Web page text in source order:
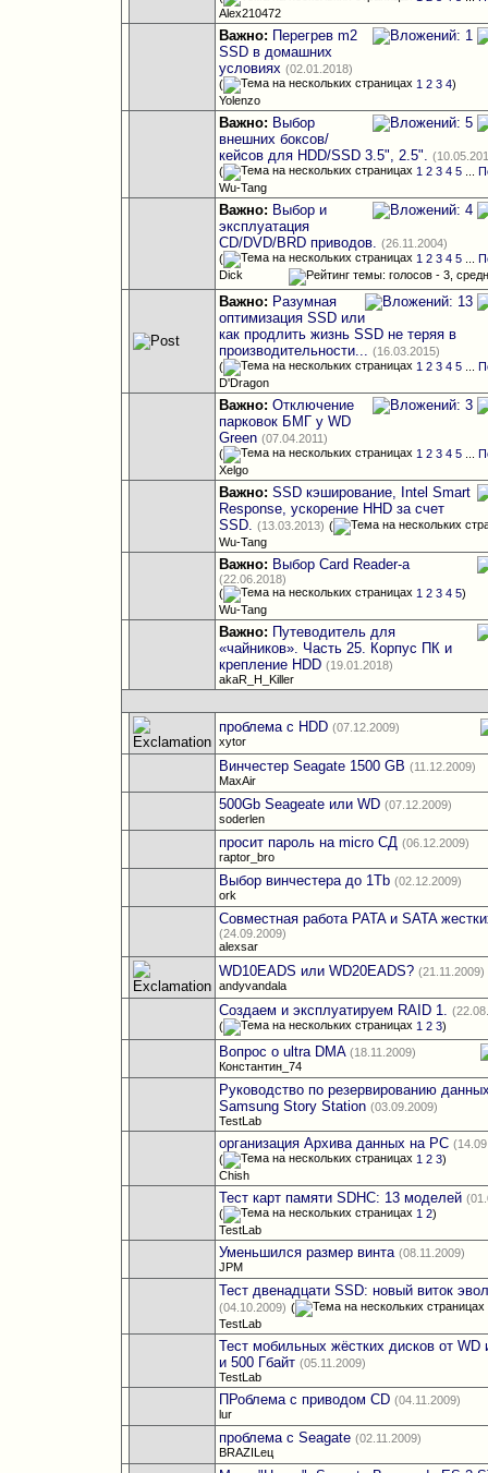
Alex210472
Важно: Перегрев m2
SSD в домашних
условиях (02.01.2018)
(
1 2 3 4)
Yolenzo
Важно: Выбор
внешних боксов/
кейсов для HDD/SSD 3.5", 2.5".
(
1 2 3 4 5 ...
Wu-Tang
Важно: Выбор и
эксплуатация
CD/DVD/BRD приводов. (26.11.2004)
(
1 2 3 4 5 ...
Dick
Важно: Разумная
оптимизация SSD или
как продлить жизнь SSD не теряя в
производительности... (16.03.2015)
(
1 2 3 4 5 ...
D'Dragon
Важно: Отключение
парковок БМГ у WD
Green (07.04.2011)
(
1 2 3 4 5 ...
Xelgo
Важно: SSD кэширование, Intel Smart
Response, ускорение HHD за счет
SSD. (13.03.2013) (
Wu-Tang
Важно: Выбор Card Reader-а
(22.06.2018)
(
1 2 3 4 5)
Wu-Tang
Важно: Путеводитель для
«чайников». Часть 25. Корпус ПК и
крепление HDD (19.01.2018)
akaR_H_Killer
проблема с HDD (07.12.2009)
xytor
Винчестер Seagate 1500 GB (11.12.2009)
MaxAir
500Gb Seageate или WD (07.12.2009)
soderlen
просит пароль на micro СД (06.12.2009)
raptor_bro
Выбор винчестера до 1Tb (02.12.2009)
ork
Совместная работа PATA и SATA
(24.09.2009)
alexsar
WD10EADS или WD20EADS? (21.11.2009)
andyvandala
Создаем и эксплуатируем RAID 1.
(
1 2 3)
Вопрос о ultra DMA (18.11.2009)
Константин_74
Руководство по резервированию
Samsung Story Station (03.09.2009)
TestLab
организация Архива данных на PC
(
1 2 3)
Chish
Тест карт памяти SDHC: 13 моделей
(
1 2)
TestLab
Уменьшился размер винта (08.11.2009)
JPM
Тест двенадцати SSD: новый виток
(04.10.2009) (
TestLab
Тест мобильных жёстких дисков от WD
и 500 Гбайт (05.11.2009)
TestLab
ПРоблема с приводом CD (04.11.2009)
lur
проблема с Seagate (02.11.2009)
BRAZILец